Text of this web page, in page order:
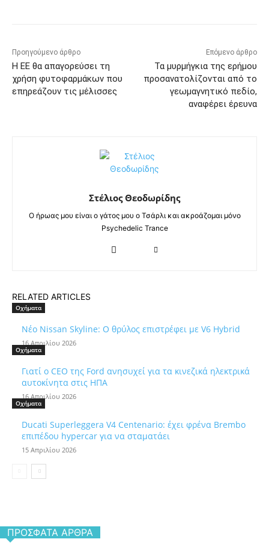
Προηγούμενο άρθρο
Η ΕΕ θα απαγορεύσει τη
χρήση φυτοφαρμάκων που
επηρεάζουν τις μέλισσες
Επόμενο άρθρο
Τα μυρμήγκια της ερήμου
προσανατολίζονται από το
γεωμαγνητικό πεδίο,
αναφέρει έρευνα
Στέλιος Θεοδωρίδης
Ο ήρωας μου είναι ο γάτος μου ο Τσάρλι και ακροάζομαι μόνο
Psychedelic Trance
RELATED ARTICLES
Οχήματα
Νέο Nissan Skyline: Ο θρύλος επιστρέφει με V6 Hybrid
16 Απριλίου 2026
Οχήματα
Γιατί ο CEO της Ford ανησυχεί για τα κινεζικά ηλεκτρικά
αυτοκίνητα στις ΗΠΑ
16 Απριλίου 2026
Οχήματα
Ducati Superleggera V4 Centenario: έχει φρένα Brembo
επιπέδου hypercar για να σταματάει
15 Απριλίου 2026
ΠΡΌΣΦΑΤΑ ΆΡΘΡΑ